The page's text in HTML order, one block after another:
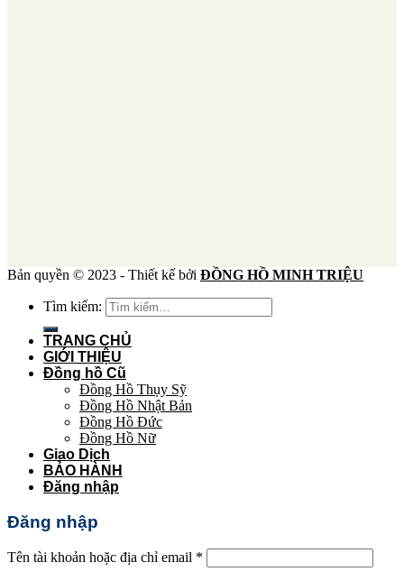
Bản quyền © 2023 - Thiết kế bởi ĐỒNG HỒ MINH TRIỆU
Tìm kiếm:
TRANG CHỦ
GIỚI THIỆU
Đồng hồ Cũ
Đồng Hồ Thụy Sỹ
Đồng Hồ Nhật Bản
Đồng Hồ Đức
Đồng Hồ Nữ
Giao Dịch
BẢO HÀNH
Đăng nhập
Đăng nhập
Tên tài khoản hoặc địa chỉ email *